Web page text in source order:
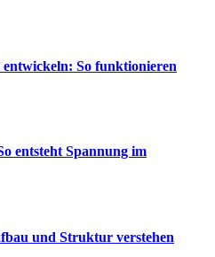
So funktionieren
entsteht Spannung im
und Struktur verstehen